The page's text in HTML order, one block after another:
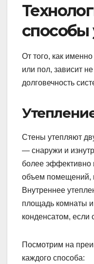
способы
От того, как
или пол, зависит
долговечность
Стены утепляют
— снаружи и
более эффективно
объем помещений,
Внутреннее
площадь комнаты
конденсатом, если
Посмотрим на
каждого способа: